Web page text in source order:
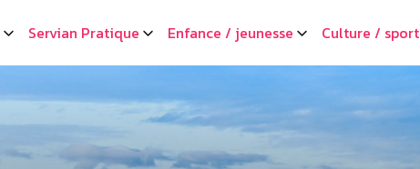
Servian Pratique Enfance / jeunesse Culture / sport